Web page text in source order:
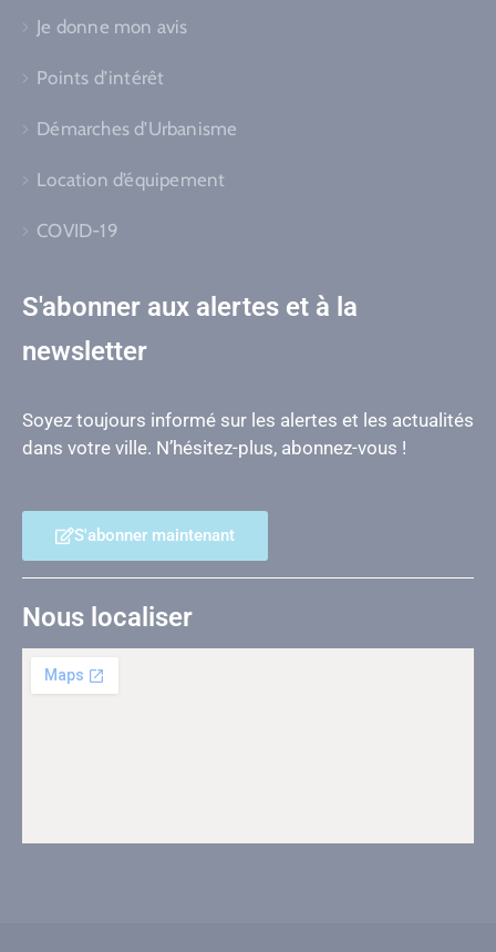
Je donne mon avis
Points d’intérêt
Démarches d’Urbanisme
Location d’équipement
COVID-19
S'abonner aux alertes et à la
newsletter
Soyez toujours informé sur les alertes et les actualités
dans votre ville. N’hésitez-plus, abonnez-vous !
S'abonner maintenant
Nous localiser